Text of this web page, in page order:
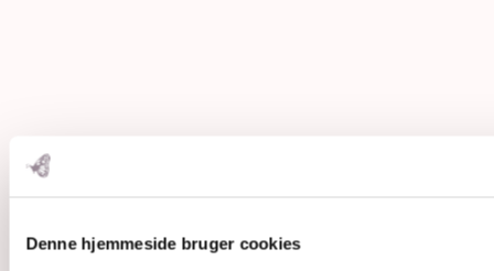
Denne hjemmeside bruger cookies